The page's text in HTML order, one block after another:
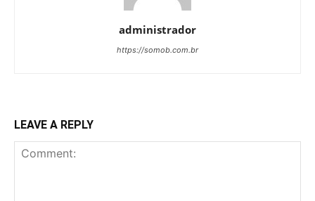
administrador
https://somob.com.br
LEAVE A REPLY